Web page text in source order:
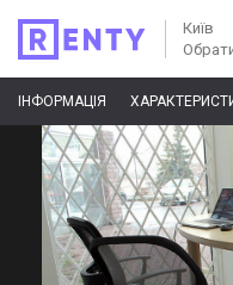
Київ
ІНФОРМАЦІЯ